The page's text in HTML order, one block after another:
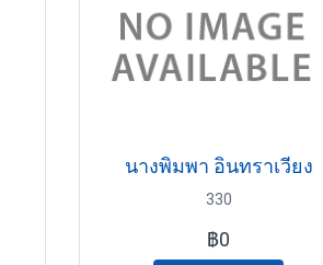
นางพิมพา อินทราเวียง
330
฿0